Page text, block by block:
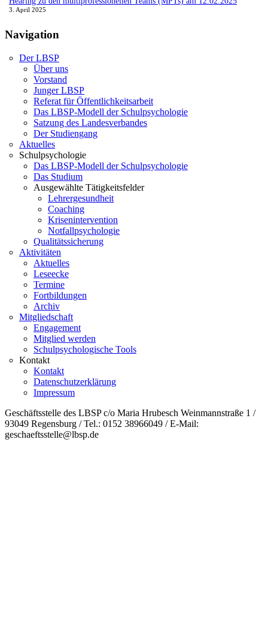
3. April 2025
Navigation
Der LBSP
Über uns
Vorstand
Junger LBSP
Referat für Öffentlichkeitsarbeit
Das LBSP-Modell der Schulpsychologie
Satzung des Landesverbandes
Der Studiengang
Aktuelles
Schulpsychologie
Das LBSP-Modell der Schulpsychologie
Das Studium
Ausgewählte Tätigkeitsfelder
Lehrergesundheit
Coaching
Krisenintervention
Notfallpsychologie
Qualitätssicherung
Aktivitäten
Aktuelles
Leseecke
Termine
Fortbildungen
Archiv
Mitgliedschaft
Engagement
Mitglied werden
Schulpsychologische Tools
Kontakt
Kontakt
Datenschutzerklärung
Impressum
Geschäftsstelle des LBSP c/o Maria Hrubesch Weinmannstraße 1 /
93049 Regensburg / Tel.: 0152 38966049 / E-Mail:
geschaeftsstelle@lbsp.de